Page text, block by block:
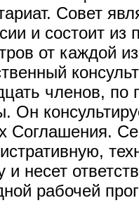
Совет
и состоит из
от каждой
членов, по
Он
Соглашения.
и несет
рабочей